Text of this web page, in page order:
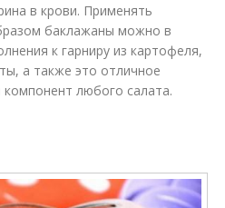
в крови. Применять
баклажаны можно в
к гарниру из картофеля,
а также это отличное
любого салата.